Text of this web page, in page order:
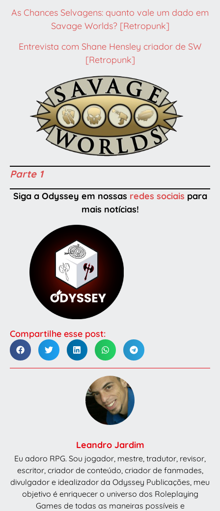
As Chances Selvagens: quanto vale um dado em
Savage Worlds? [Retropunk]
Entrevista com Shane Hensley criador de SW
[Retropunk]
Parte 1
Siga a Odyssey em nossas redes sociais para
mais notícias!
Compartilhe esse post:
Leandro Jardim
Eu adoro RPG. Sou jogador, mestre, tradutor, revisor,
escritor, criador de conteúdo, criador de fanmades,
divulgador e idealizador da Odyssey Publicações, meu
objetivo é enriquecer o universo dos Roleplaying
Games de todas as maneiras possíveis e